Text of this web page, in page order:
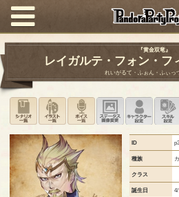
『黄金双竜』
レイガルテ・フォン・フ
れいがるて・ふぉん・ふぃっ
シナリオ一覧イラスト一覧ボイス一覧ステータス
キャ
ID
種族
クラス
誕生日